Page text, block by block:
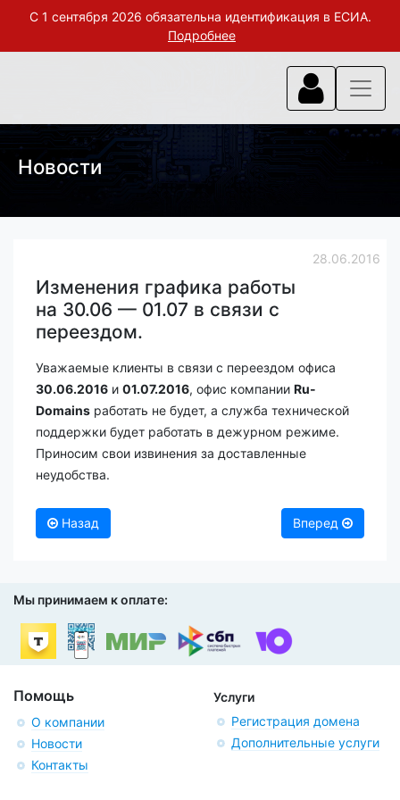
С 1 сентября 2026 обязательна идентификация в ЕСИА.
Подробнее
Новости
28.06.2016
Изменения графика работы
на 30.06 — 01.07 в связи с
переездом.
Уважаемые клиенты в связи с переездом офиса
30.06.2016 и 01.07.2016, офис компании Ru-
Domains работать не будет, а служба технической
поддержки будет работать в дежурном режиме.
Приносим свои извинения за доставленные
неудобства.
Назад Вперед
Мы принимаем к оплате:
Помощь
О компании
Новости
Контакты
Услуги
Регистрация домена
Дополнительные услуги